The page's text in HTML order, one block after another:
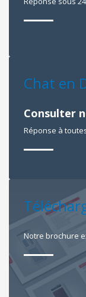
Chat en
Consulter
Réponse à
Notre brochure